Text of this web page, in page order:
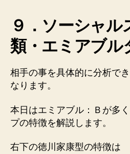
９．ソーシャル
類・エミアブル
相手の事を具体的に分析で
なります。
本日はエミアブル：Ｂが多
プの特徴を解説します。
右下の徳川家康型の特徴は